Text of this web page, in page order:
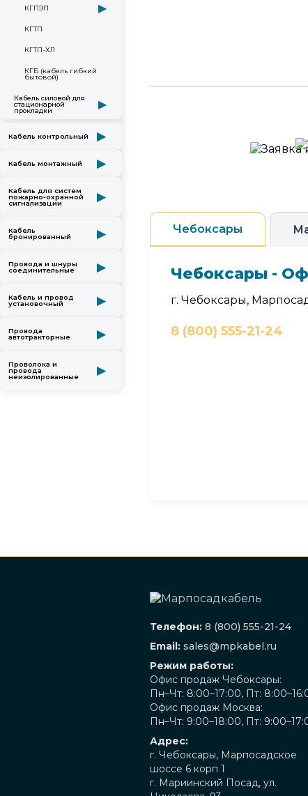
Чебоксары
Чебоксары -
г. Чебоксары,
8 (800) 555-21-24
Телефон: 8 (800) 555-21-24
Email: sales@mpkabel.ru
Режим работы:
Офис продаж Чебоксары:
Пн–Чт: 8:00–17:00, Пт:
Офис продаж Москва:
Пн–Чт: 9:00–18:00, Пт:
Адрес:
г. Чебоксары, Марпосадское
шоссе 6 корп 1
г. Мариинский Посад, ул.
КГПЭП ▶
КГТП
КГТП-ХЛ
КГБ (кабель гибкий
бытовой)
Кабель силовой для
стационарной
прокладки
▶
Кабель контрольный ▶
Кабель монтажный ▶
Кабель для систем
пожарно-охранной
сигнализации
▶
Кабель
бронированный
▶
Провода и шнуры
соединительные
▶
Кабель и провод
установочный
▶
Провода
автотракторные
▶
Проволока и
провода
неизолированные
▶